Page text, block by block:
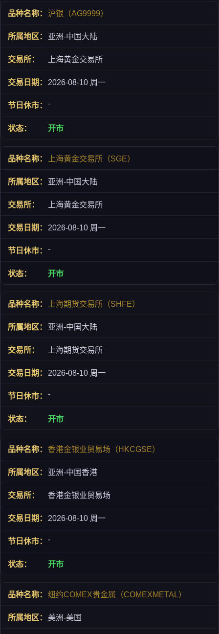
沪银（AG9999）
亚洲-中国大陆
上海黄金交易所
2026-08-10 周一
-
开市
上海黄金交易所（SGE）
亚洲-中国大陆
上海黄金交易所
2026-08-10 周一
-
开市
上海期货交易所（SHFE）
亚洲-中国大陆
上海期货交易所
2026-08-10 周一
-
开市
香港金银业贸易场（HKCGSE）
亚洲-中国香港
香港金银业贸易场
2026-08-10 周一
-
开市
纽约COMEX贵金属（COMEXMETAL）
美洲-美国